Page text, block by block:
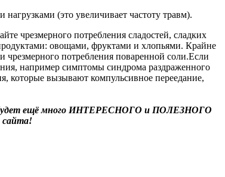
(это увеличивает частоту травм).
чрезмерного потребления сладостей, сладких
овощами, фруктами и хлопьями. Крайне
чрезмерного потребления поваренной соли.Если
например симптомы синдрома раздраженного
которые вызывают компульсивное переедание,
ещё много ИНТЕРЕСНОГО и ПОЛЕЗНОГО
сайта!